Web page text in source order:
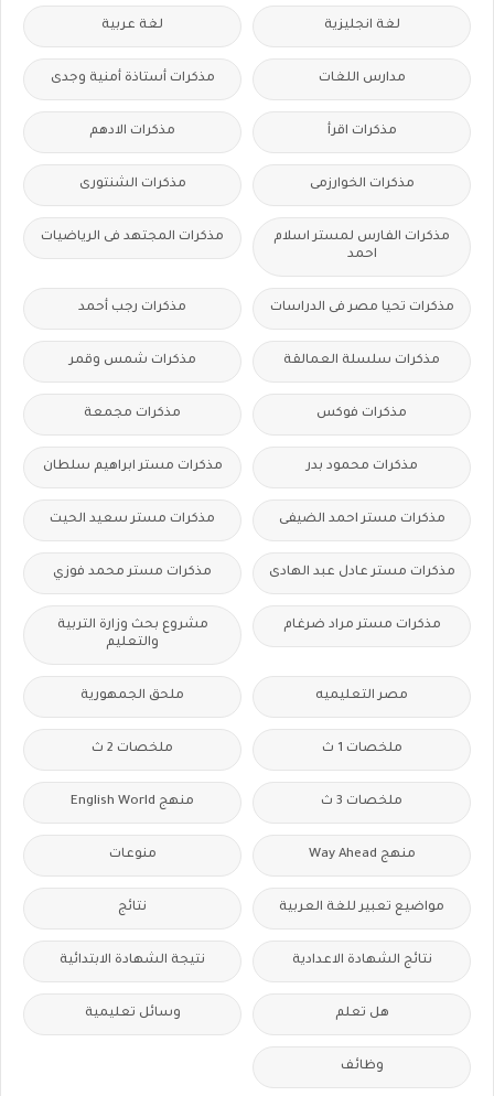
لغة انجليزية لغة عربية
مدارس اللغات مذكرات أستاذة أمنية وجدى
مذكرات اقرأ مذكرات الادهم
مذكرات الخوارزمى مذكرات الشنتورى
مذكرات الفارس لمستر اسلام
احمد
مذكرات المجتهد فى الرياضيات
مذكرات تحيا مصر فى الدراسات مذكرات رجب أحمد
مذكرات سلسلة العمالقة مذكرات شمس وقمر
مذكرات فوكس مذكرات مجمعة
مذكرات محمود بدر مذكرات مستر ابراهيم سلطان
مذكرات مستر احمد الضيفى مذكرات مستر سعيد الحيت
مذكرات مستر عادل عبد الهادى مذكرات مستر محمد فوزي
مذكرات مستر مراد ضرغام
مشروع بحث وزارة التربية
والتعليم
مصر التعليميه ملحق الجمهورية
ملخصات 1 ث ملخصات 2 ث
ملخصات 3 ث منهج English World
منهج Way Ahead منوعات
مواضيع تعبير للغة العربية نتائج
نتائج الشهادة الاعدادية نتيجة الشهادة الابتدائية
هل تعلم وسائل تعليمية
وظائف